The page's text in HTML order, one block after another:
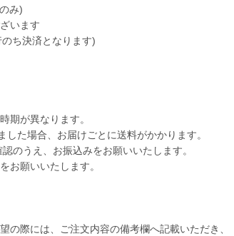
み)
います
ち決済となります)
期が異なります。
た場合、お届けごとに送料がかかります。
のうえ、お振込みをお願いいたします。
お願いいたします。
際には、ご注文内容の備考欄へ記載いただき、